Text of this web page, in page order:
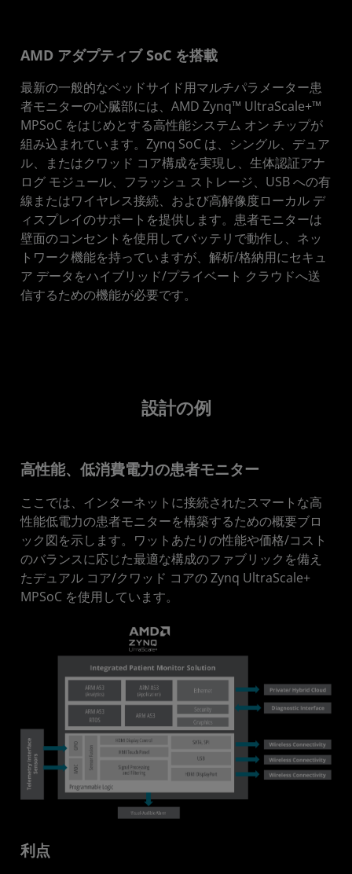
AMD アダプティブ SoC を搭載
最新の一般的なベッドサイド用マルチパラメーター患
者モニターの心臓部には、AMD Zynq™ UltraScale+™
MPSoC をはじめとする高性能システム オン チップが
組み込まれています。Zynq SoC は、シングル、デュア
ル、またはクワッド コア構成を実現し、生体認証アナ
ログ モジュール、フラッシュ ストレージ、USB への有
線またはワイヤレス接続、および高解像度ローカル デ
ィスプレイのサポートを提供します。患者モニターは
壁面のコンセントを使用してバッテリで動作し、ネッ
トワーク機能を持っていますが、解析/格納用にセキュ
ア データをハイブリッド/プライベート クラウドへ送
信するための機能が必要です。
設計の例
高性能、低消費電力の患者モニター
ここでは、インターネットに接続されたスマートな高
性能低電力の患者モニターを構築するための概要ブロ
ック図を示します。ワットあたりの性能や価格/コスト
のバランスに応じた最適な構成のファブリックを備え
たデュアル コア/クワッド コアの Zynq UltraScale+
MPSoC を使用しています。
利点